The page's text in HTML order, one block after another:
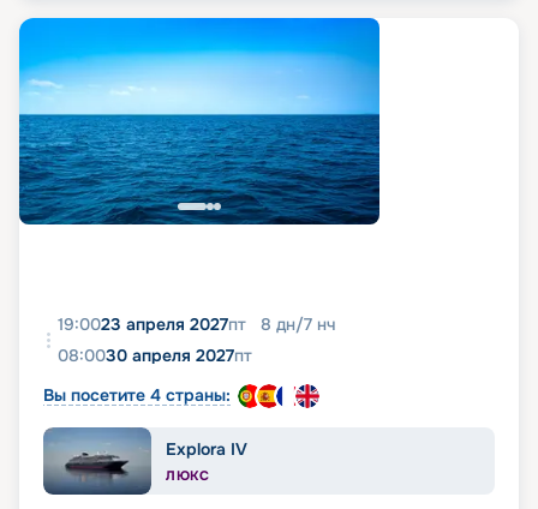
19:0023 апреля 2027пт 8 дн/7 нч
08:0030 апреля 2027пт
Вы посетите 4 страны:
Explora IV
ЛЮКС